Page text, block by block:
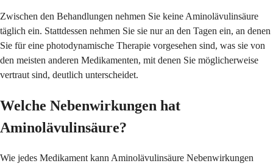
Zwischen den Behandlungen nehmen Sie keine Aminolävulinsäure
täglich ein. Stattdessen nehmen Sie sie nur an den Tagen ein, an denen
Sie für eine photodynamische Therapie vorgesehen sind, was sie von
den meisten anderen Medikamenten, mit denen Sie möglicherweise
vertraut sind, deutlich unterscheidet.
Welche Nebenwirkungen hat
Aminolävulinsäure?
Wie jedes Medikament kann Aminolävulinsäure Nebenwirkungen